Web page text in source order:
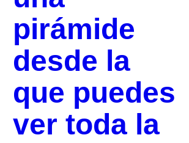
pirámide
desde la
que puedes
ver toda la